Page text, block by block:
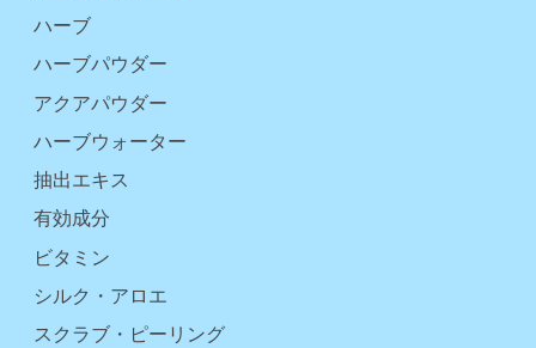
ハーブ
ハーブパウダー
アクアパウダー
ハーブウォーター
抽出エキス
有効成分
ビタミン
シルク・アロエ
スクラブ・ピーリング